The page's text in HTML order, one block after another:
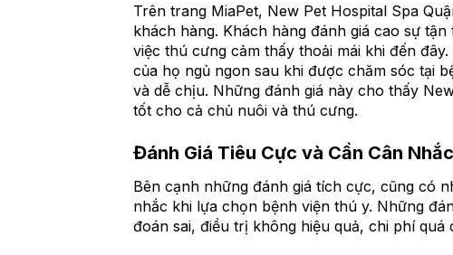
Trên trang MiaPet, New Pet Hospital Spa
khách hàng. Khách hàng đánh giá cao sự
việc thú cưng cảm thấy thoải mái khi đến
của họ ngủ ngon sau khi được chăm sóc tại
và dễ chịu. Những đánh giá này cho thấy
tốt cho cả chủ nuôi và thú cưng.
Đánh Giá Tiêu Cực và Cần Cân Nhắc
Bên cạnh những đánh giá tích cực, cũng có
nhắc khi lựa chọn bệnh viện thú y. Những
đoán sai, điều trị không hiệu quả, chi phí